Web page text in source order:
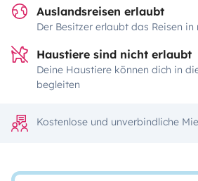
Auslandsreisen erlaubt
Der Besitzer erlaubt das Reisen
Haustiere sind nicht erlaubt
Deine Haustiere können dich in
begleiten
Kostenlose und unverbindliche